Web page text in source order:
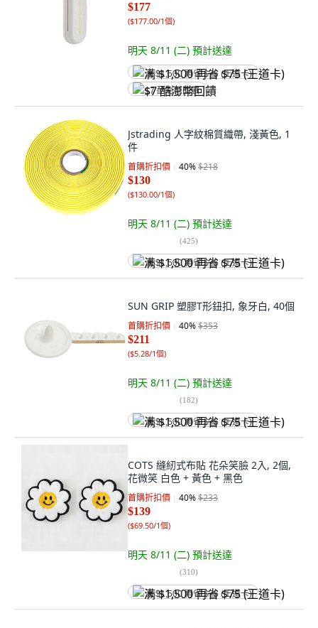
$177
($177.00/1個)
明天 8/11 (二) 預計送達
满 $1,500 再省 $75 (王道卡)
$7 酷澎幣回饋
Jstrading 人字紋棉質織帶, 淺黃色, 1
件
首購折扣價 40%$218
$130
($130.00/1個)
明天 8/11 (二) 預計送達
(425)
满 $1,500 再省 $75 (王道卡)
SUN GRIP 塑膠T形鈕扣, 象牙白, 40個
首購折扣價 40%$353
$211
($5.28/1個)
明天 8/11 (二) 預計送達
(182)
满 $1,500 再省 $75 (王道卡)
COTS 縫紉式布貼 花朵笑臉 2入, 2個,
花微笑 白色 + 黃色 + 黑色
首購折扣價 40%$233
$139
($69.50/1個)
明天 8/11 (二) 預計送達
(310)
满 $1,500 再省 $75 (王道卡)